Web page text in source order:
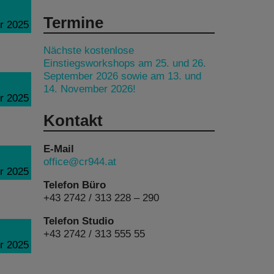
2025
2025
2025
2025
Termine
Nächste kostenlose
Einstiegsworkshops am 25. und 26.
September 2026 sowie am 13. und
14. November 2026!
Kontakt
E-Mail
office@cr944.at
Telefon Büro
+43 2742 / 313 228 – 290
Telefon Studio
+43 2742 / 313 555 55